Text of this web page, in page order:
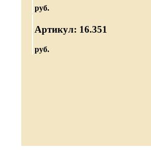
руб.
Артикул: 16.351
руб.